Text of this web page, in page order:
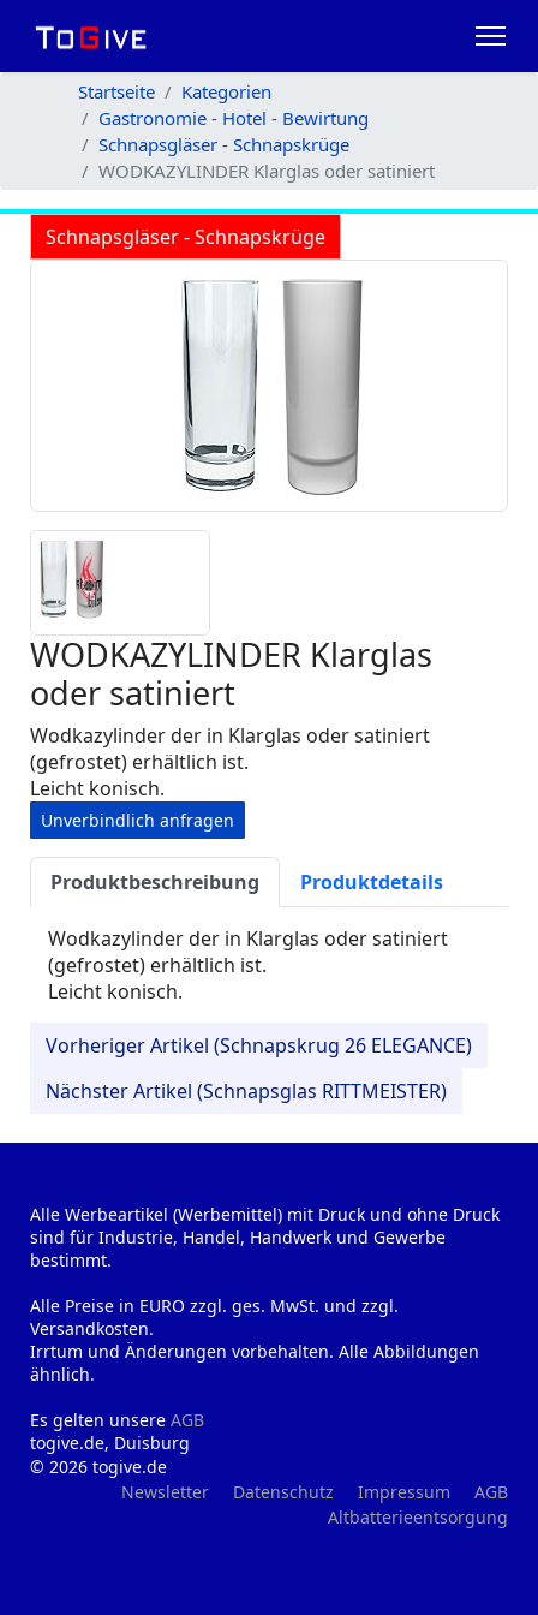
Startseite
Kategorien
Gastronomie - Hotel - Bewirtung
Schnapsgläser - Schnapskrüge
WODKAZYLINDER Klarglas oder satiniert
Schnapsgläser - Schnapskrüge
WODKAZYLINDER Klarglas
oder satiniert
Wodkazylinder der in Klarglas oder satiniert
(gefrostet) erhältlich ist.
Leicht konisch.
Unverbindlich anfragen
Produktbeschreibung Produktdetails
Wodkazylinder der in Klarglas oder satiniert
(gefrostet) erhältlich ist.
Leicht konisch.
Vorheriger Artikel (Schnapskrug 26 ELEGANCE)
Nächster Artikel (Schnapsglas RITTMEISTER)
Alle Werbeartikel (Werbemittel) mit Druck und ohne Druck
sind für Industrie, Handel, Handwerk und Gewerbe
bestimmt.
Alle Preise in EURO zzgl. ges. MwSt. und zzgl.
Versandkosten.
Irrtum und Änderungen vorbehalten. Alle Abbildungen
ähnlich.
Es gelten unsere AGB
togive.de, Duisburg
© 2026 togive.de
Newsletter
Datenschutz Impressum
AGB
Altbatterieentsorgung